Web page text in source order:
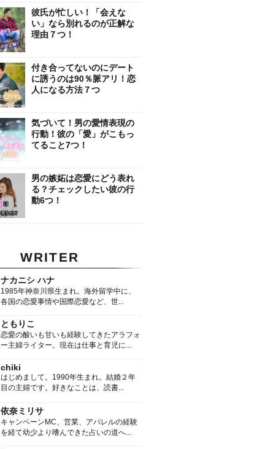
彼氏が忙しい！「会えな
い」なら別れるのが正解な
理由７つ！
付き合ってないのにデート
に誘うのは90％脈アリ！恋
人になる方法７つ
気づいて！男の愛情表現の
行動！彼の「愛」がこもっ
てること7つ！
男の嫉妬は恋愛にどう表れ
る？チェックしたい彼の行
動6つ！
WRITER
ナカニシ ハナ
1985年神奈川県生まれ。海外留学中に、
各国の恋愛事情や国際恋愛など、世...
ともりこ
恋愛の酸いも甘いも経験してきたアラフォ
ー主婦ライター。現在は仕事と育児に...
chiki
はじめまして。1990年生まれ。結婚２年
目の主婦です。好きなことは、読書...
依奈ミリサ
キャンペーンMC、営業、アパレルの経験
を経て幼少より嗜んできた占いの道へ...